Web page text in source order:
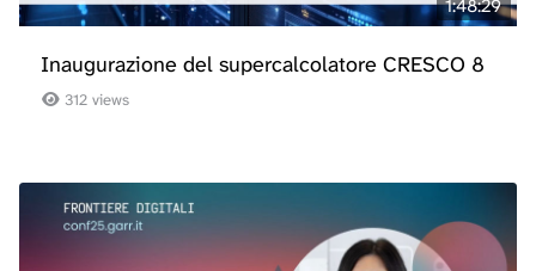
1:48:29
Inaugurazione del supercalcolatore CRESCO 8
312 views